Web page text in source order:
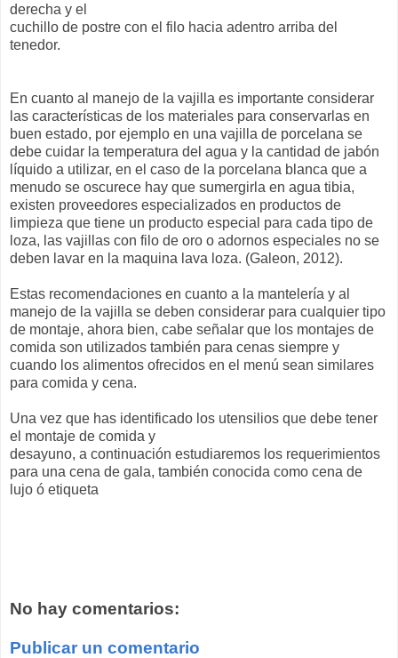
derecha y el
cuchillo de postre con el filo hacia adentro arriba del
tenedor.
En cuanto al manejo de la vajilla es importante considerar
las características de los materiales para conservarlas en
buen estado, por ejemplo en una vajilla de porcelana se
debe cuidar la temperatura del agua y la cantidad de jabón
líquido a utilizar, en el caso de la porcelana blanca que a
menudo se oscurece hay que sumergirla en agua tibia,
existen proveedores especializados en productos de
limpieza que tiene un producto especial para cada tipo de
loza, las vajillas con filo de oro o adornos especiales no se
deben lavar en la maquina lava loza. (Galeon, 2012).
Estas recomendaciones en cuanto a la mantelería y al
manejo de la vajilla se deben considerar para cualquier tipo
de montaje, ahora bien, cabe señalar que los montajes de
comida son utilizados también para cenas siempre y
cuando los alimentos ofrecidos en el menú sean similares
para comida y cena.
Una vez que has identificado los utensilios que debe tener
el montaje de comida y
desayuno, a continuación estudiaremos los requerimientos
para una cena de gala, también conocida como cena de
lujo ó etiqueta
No hay comentarios:
Publicar un comentario